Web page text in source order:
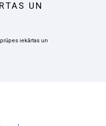
UN
iekārtas un